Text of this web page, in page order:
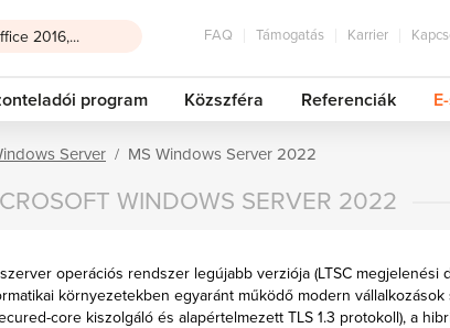
FAQ Támogatás Karrier
program Közszféra Referenciák
Server MS Windows Server 2022
WINDOWS SERVER 2022
operációs rendszer legújabb verziója (LTSC megjelenési
környezetekben egyaránt működő modern vállalkozások
core kiszolgáló és alapértelmezett TLS 1.3 protokoll), a